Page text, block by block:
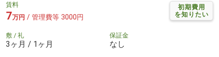
初期費用
を知りたい
賃料
7万円 / 管理費等 3000円
敷 / 礼
3ヶ月 / 1ヶ月
保証金
なし